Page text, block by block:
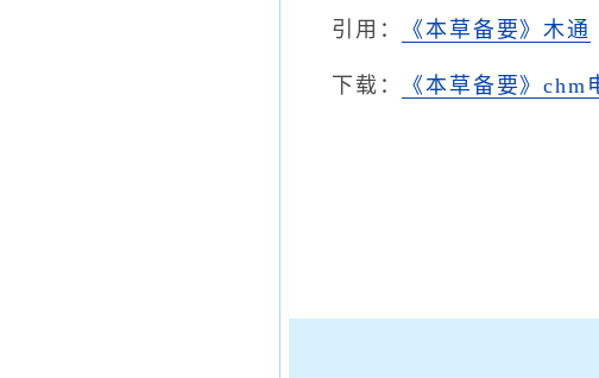
引用： 《本草备要》木通
下载： 《本草备要》chm